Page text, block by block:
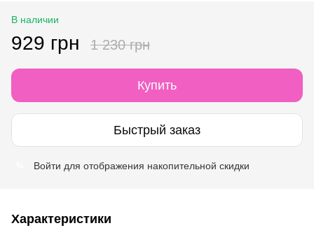
В наличии
929 грн 1 230 грн
Купить
Быстрый заказ
Войти для отображения накопительной скидки
Характеристики